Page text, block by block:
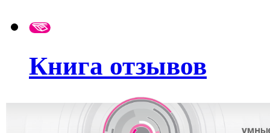
Книга отзывов